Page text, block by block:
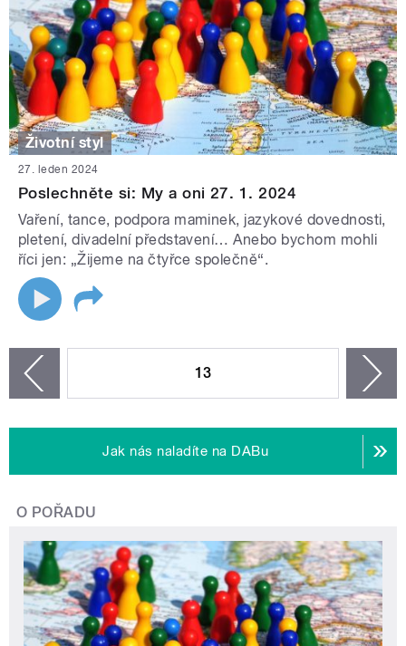
Životní styl
27. leden 2024
Poslechněte si: My a oni 27. 1. 2024
Vaření, tance, podpora maminek, jazykové dovednosti,
pletení, divadelní představení… Anebo bychom mohli
říci jen: „Žijeme na čtyřce společně“.
13
Jak nás naladíte na DABu
O POŘADU